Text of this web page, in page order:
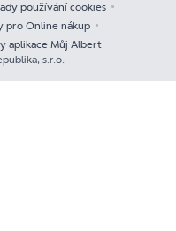
používání cookies
pro Online nákup
aplikace Můj Albert
s.r.o.